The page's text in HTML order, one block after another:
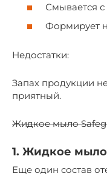
Смывается
Формирует
Недостатки:
Запах продукции
приятный.
Жидкое мыло
1. Жидкое
Еще один состав